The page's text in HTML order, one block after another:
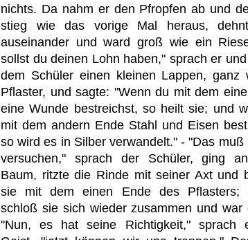
nichts. Da nahm er den Pfropfen ab und
stieg wie das vorige Mal heraus,
auseinander und ward groß wie ein
sollst du deinen Lohn haben," sprach er
dem Schüler einen kleinen Lappen, ganz
Pflaster, und sagte: "Wenn du mit dem
eine Wunde bestreichst, so heilt sie; und
mit dem andern Ende Stahl und Eisen
so wird es in Silber verwandelt." - "Das muß
versuchen," sprach der Schüler, ging
Baum, ritzte die Rinde mit seiner Axt und
sie mit dem einen Ende des Pflasters;
schloß sie sich wieder zusammen und war
"Nun, es hat seine Richtigkeit," sprach